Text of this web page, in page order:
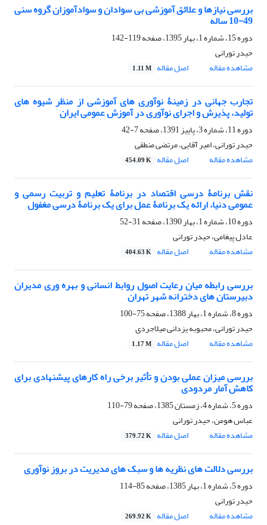
بررسی نیازها و علائق آموزشی بی سوادان و سوادآموزان گروه سنی
49-10 ساله
دوره 15، شماره 1، بهار 1395، صفحه
119-142
حیدر تورانی
مشاهده مقاله
اصل مقاله 1.11 M
تجارب جهانی در زمینۀ نوآوری های آموزشی از منظر شیوه های
تولید، پذیرش و اجرای نوآوری در آموزش عمومی ایران
دوره 11، شماره 3، پاییز 1391، صفحه
7-42
حیدر تورانی، امیر آقایی، مرتضی منطقی
مشاهده مقاله
اصل مقاله 454.09 K
نقش برنامۀ درسی اقتصاد در برنامۀ تعلیم و تربیت رسمی و
عمومی دنیا، ارائه یک برنامۀ عمل برای یک برنامۀ درسی مغفول
دوره 10، شماره 1، بهار 1390، صفحه
31-52
عادل پیغامی، حیدر تورانی
مشاهده مقاله
اصل مقاله 404.63 K
بررسی رابطه میان رعایت اصول روابط انسانی و بهره وری مدیران
دبیرستان های دخترانه شهر تهران
دوره 8، شماره 1، بهار 1388، صفحه
75-100
حیدر تورانی، محبوبه یزدانی میلاجردی
مشاهده مقاله
اصل مقاله 1.17 M
بررسی میزان عملی بودن و تأثیر برخی راه کارهای پیشنهادی برای
کاهش آمار مردودی
دوره 5، شماره 4، زمستان 1385، صفحه
79-110
عباس هومن، حیدر تورانی
مشاهده مقاله
اصل مقاله 379.72 K
بررسی دلالت های نظریه ها و سبک های مدیریت در بروز نوآوری
دوره 5، شماره 1، بهار 1385، صفحه
85-114
حیدر تورانی
مشاهده مقاله
اصل مقاله 269.92 K